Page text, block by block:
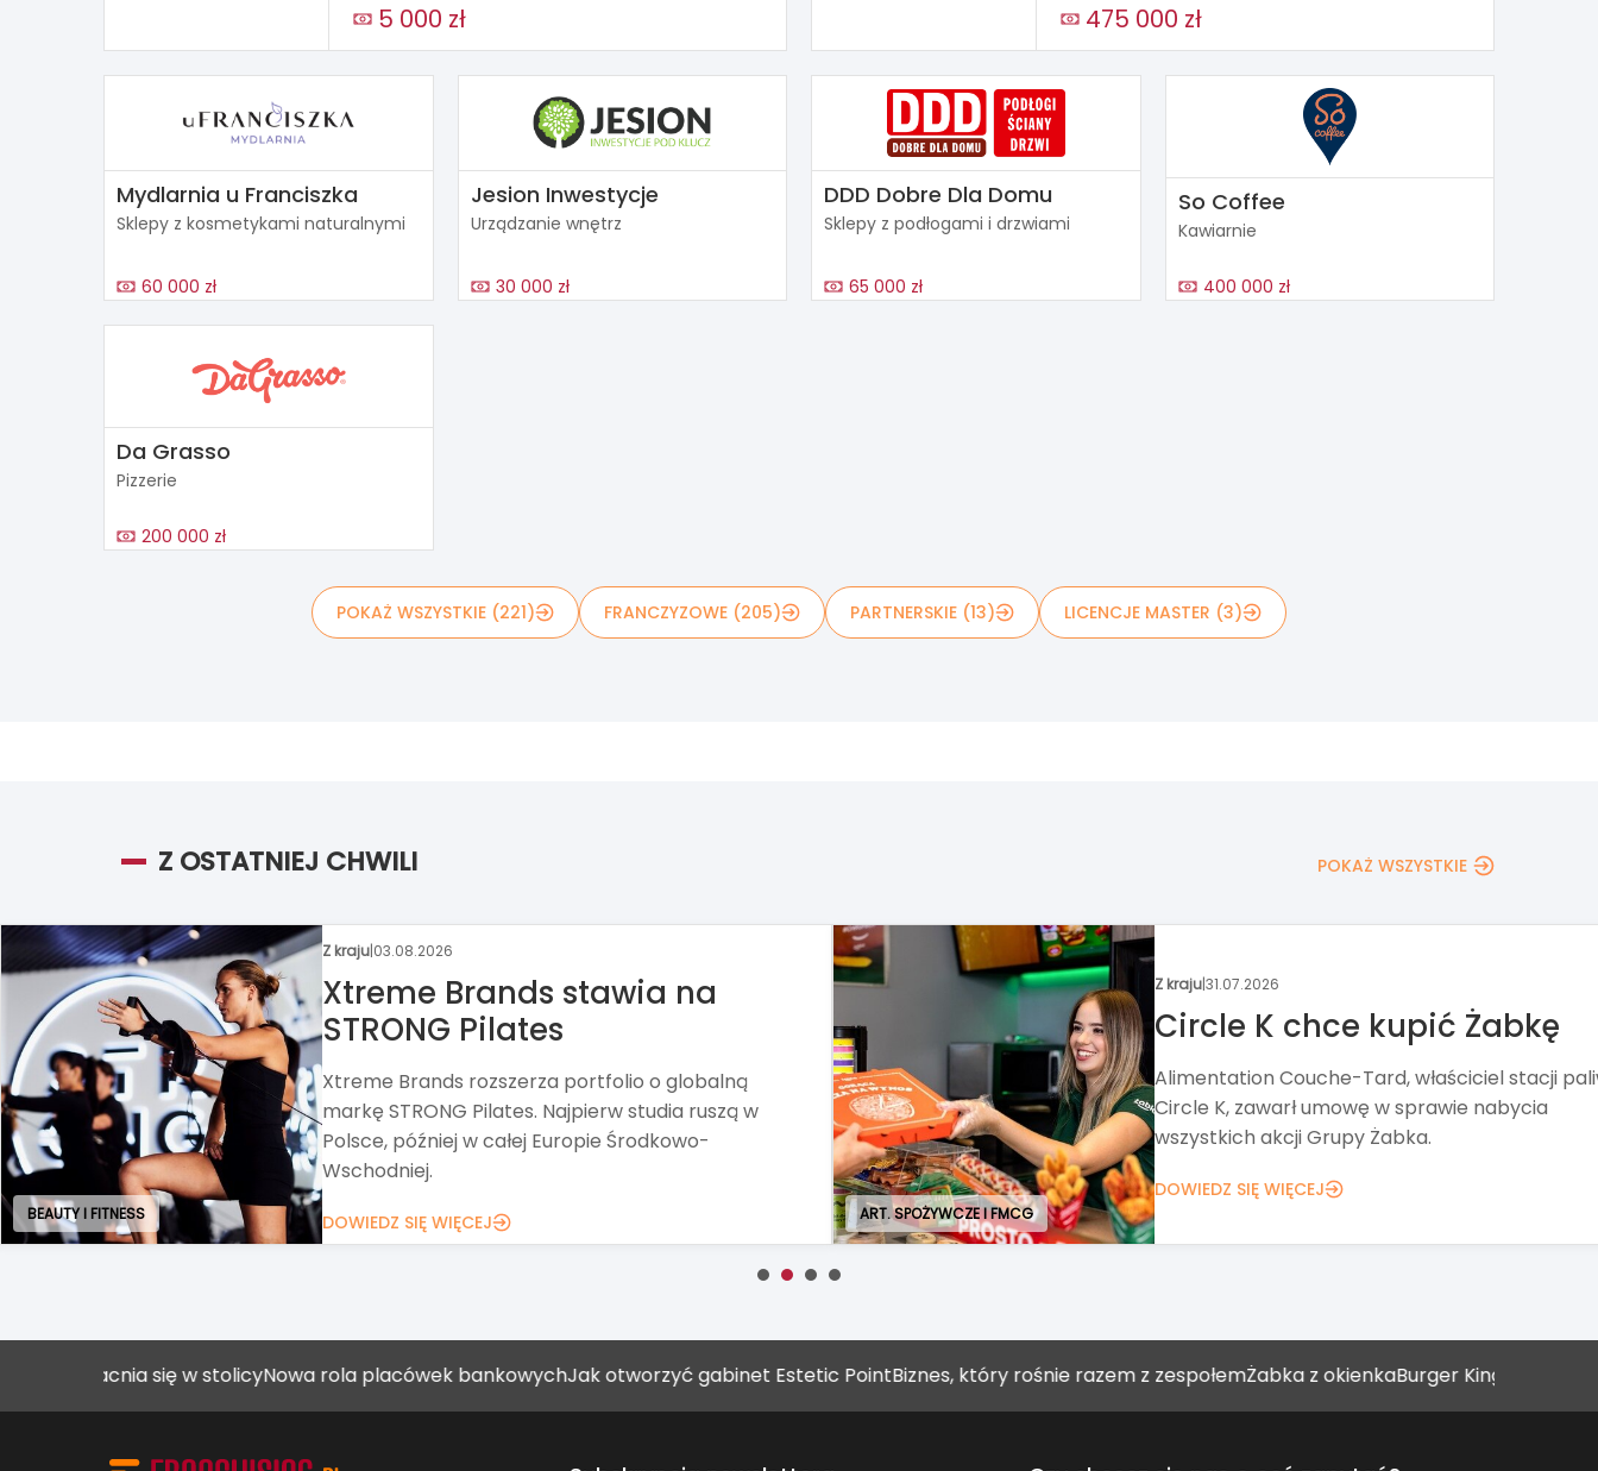
5 000 zł 475 000 zł
Mydlarnia u Franciszka
Sklepy z kosmetykami naturalnymi
60 000 zł
Jesion Inwestycje
Urządzanie wnętrz
30 000 zł
DDD Dobre Dla Domu
Sklepy z podłogami i drzwiami
65 000 zł
So Coffee
Kawiarnie
400 000 zł
Da Grasso
Pizzerie
200 000 zł
POKAŻ WSZYSTKIE (221) FRANCZYZOWE (205) PARTNERSKIE (13) LICENCJE MASTER (3)
Z OSTATNIEJ CHWILI POKAŻ WSZYSTKIE
ART. SPOŻYWCZE I FMCG
Z kraju|31.07.2026
Circle K chce kupić Żabkę
Alimentation Couche-Tard, właściciel stacji paliw
Circle K, zawarł umowę w sprawie nabycia
wszystkich akcji Grupy Żabka.
DOWIEDZ SIĘ WIĘCEJ
Nowa formuła Targów
Franczyza
Targi Franczyza od ponad 20 lat pomagają
pomysł na biznes. Tegoroczna edycja stawia
na networking, wykłady i Strefę Biznesu.
DOWIEDZ SIĘ WIĘCEJ
się w stolicyNowa rola placówek bankowychJak otworzyć gabinet Estetic PointBiznes, który rośnie razem z zespołemŻabka z okienkaBurger King umacnia się w